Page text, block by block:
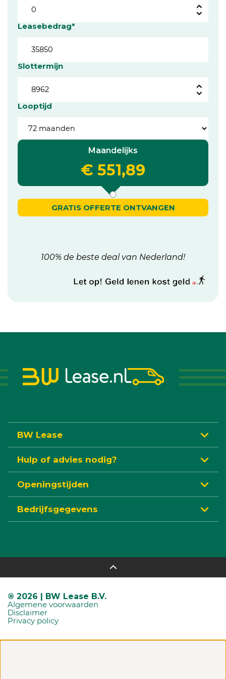
Leasebedrag*
Slottermijn
Looptijd
Maandelijks
€ 551,89
GRATIS OFFERTE ONTVANGEN
100% de beste deal van Nederland!
BW Lease
Hulp of advies nodig?
Openingstijden
Bedrijfsgegevens
® 2026 | BW Lease B.V.
Algemene voorwaarden
Disclaimer
Privacy policy